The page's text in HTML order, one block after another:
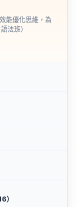
能優化思維，為
法班）
）